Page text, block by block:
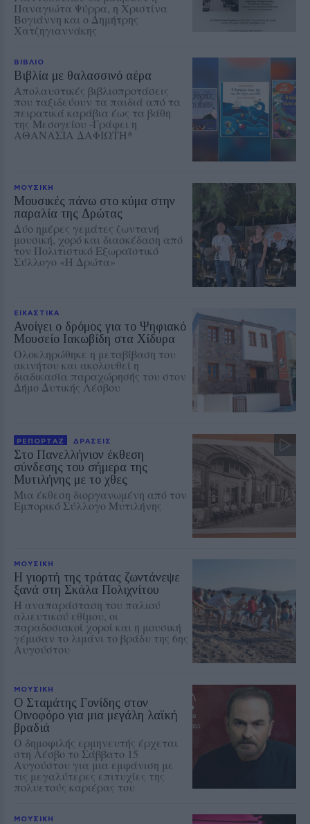
Παναγιώτα Ψύρρα, η Χριστίνα
Βογιάννη και ο Δημήτρης
Χατζηγιαννάκης
ΒΙΒΛΙΟ
Βιβλία με θαλασσινό αέρα
Απολαυστικές βιβλιοπροτάσεις
που ταξιδεύουν τα παιδιά από τα
πειρατικά καράβια έως τα βάθη
της Μεσογείου -Γράφει η
ΑΘΑΝΑΣΙΑ ΔΑΦΙΩΤΗ*
ΜΟΥΣΙΚΗ
Μουσικές πάνω στο κύμα στην
παραλία της Δρώτας
Δύο ημέρες γεμάτες ζωντανή
μουσική, χορό και διασκέδαση από
τον Πολιτιστικό Εξωραϊστικό
Σύλλογο «Η Δρώτα»
ΕΙΚΑΣΤΙΚΑ
Ανοίγει ο δρόμος για το Ψηφιακό
Μουσείο Ιακωβίδη στα Χίδυρα
Ολοκληρώθηκε η μεταβίβαση του
ακινήτου και ακολουθεί η
διαδικασία παραχώρησής του στον
Δήμο Δυτικής Λέσβου
ΡΕΠΟΡΤΑΖ ΔΡΑΣΕΙΣ
Στο Πανελλήνιον έκθεση
σύνδεσης του σήμερα της
Μυτιλήνης με το χθες
Μια έκθεση διοργανωμένη από τον
Εμπορικό Σύλλογο Μυτιλήνης
ΜΟΥΣΙΚΗ
Η γιορτή της τράτας ζωντάνεψε
ξανά στη Σκάλα Πολιχνίτου
Η αναπαράσταση του παλιού
αλιευτικού εθίμου, οι
παραδοσιακοί χοροί και η μουσική
γέμισαν το λιμάνι το βράδυ της 6ης
Αυγούστου
ΜΟΥΣΙΚΗ
Ο Σταμάτης Γονίδης στον
Οινοφόρο για μια μεγάλη λαϊκή
βραδιά
Ο δημοφιλής ερμηνευτής έρχεται
στη Λέσβο το Σάββατο 15
Αυγούστου για μια εμφάνιση με
τις μεγαλύτερες επιτυχίες της
πολυετούς καριέρας του
ΜΟΥΣΙΚΗ